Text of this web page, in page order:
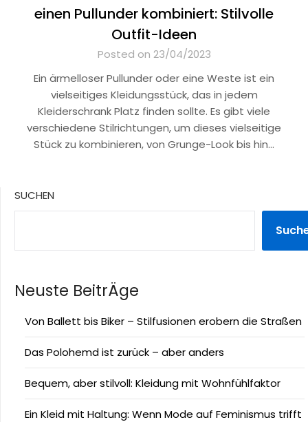
einen Pullunder kombiniert: Stilvolle
Outfit-Ideen
Posted on 23/04/2023
Ein ärmelloser Pullunder oder eine Weste ist ein
vielseitiges Kleidungsstück, das in jedem
Kleiderschrank Platz finden sollte. Es gibt viele
verschiedene Stilrichtungen, um dieses vielseitige
Stück zu kombinieren, von Grunge-Look bis hin…
SUCHEN
Neuste BeitrÄge
Von Ballett bis Biker – Stilfusionen erobern die Straßen
Das Polohemd ist zurück – aber anders
Bequem, aber stilvoll: Kleidung mit Wohnfühlfaktor
Ein Kleid mit Haltung: Wenn Mode auf Feminismus trifft